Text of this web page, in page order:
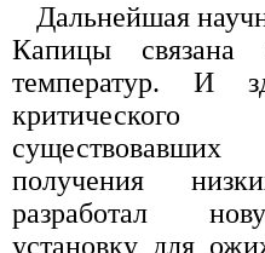
Дальнейшая
Капицы связана
температур. И
получения
разработал
установку для